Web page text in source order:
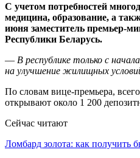
С учетом потребностей
медицина, образование, а
июня заместитель премьер-
Республики Беларусь.
— В республике только с
на улучшение жилищных
По словам вице-премьера,
открывают около 1 200
Сейчас читают
Ломбард золота: как получить